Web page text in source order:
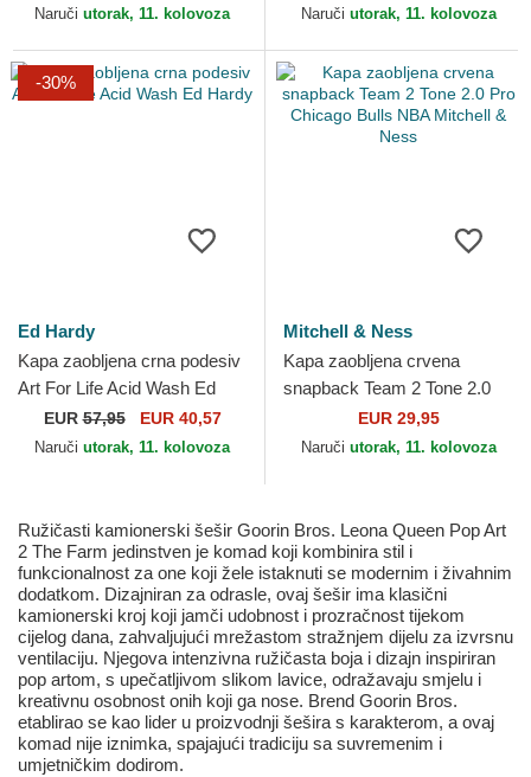
Naruči utorak, 11. kolovoza
Monroe Slavne osobe
Naruči utorak, 11. kolovoza
-30%
Ed Hardy
Kapa zaobljena crna podesiv
Art For Life Acid Wash Ed
HardyEUR57,95 EUR 40,57
Naruči utorak, 11. kolovoza
Mitchell & Ness
Kapa zaobljena crvena
snapback Team 2 Tone 2.0
Pro Chicago Bulls NBA
Mitchell & Ness
EUR 29,95
Naruči utorak, 11. kolovoza
Ružičasti kamionerski šešir Goorin Bros. Leona Queen Pop Art
2 The Farm jedinstven je komad koji kombinira stil i
funkcionalnost za one koji žele istaknuti se modernim i živahnim
dodatkom. Dizajniran za odrasle, ovaj šešir ima klasični
kamionerski kroj koji jamči udobnost i prozračnost tijekom
cijelog dana, zahvaljujući mrežastom stražnjem dijelu za izvrsnu
ventilaciju. Njegova intenzivna ružičasta boja i dizajn inspiriran
pop artom, s upečatljivom slikom lavice, odražavaju smjelu i
kreativnu osobnost onih koji ga nose. Brend Goorin Bros.
etablirao se kao lider u proizvodnji šešira s karakterom, a ovaj
komad nije iznimka, spajajući tradiciju sa suvremenim i
umjetničkim dodirom.